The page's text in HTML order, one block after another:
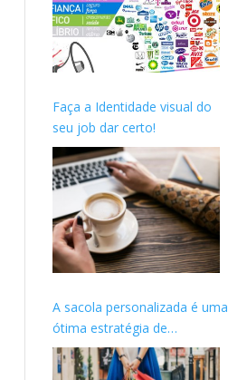
Faça a Identidade visual do
seu job dar certo!
A sacola personalizada é uma
ótima estratégia de
marketing para o seu cliente.